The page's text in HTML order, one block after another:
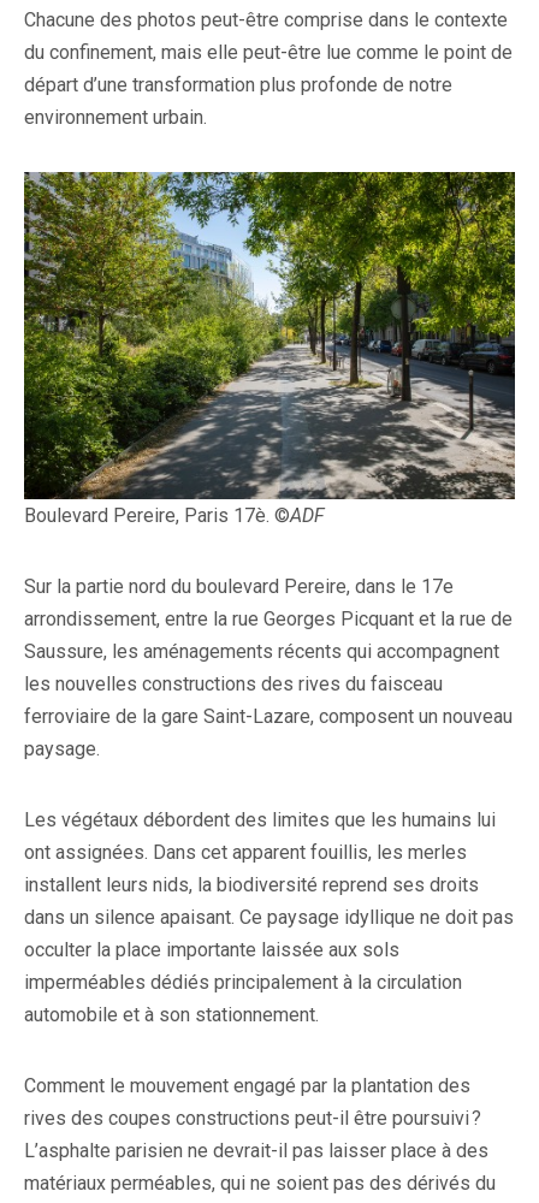
Chacune des photos peut-être comprise dans le contexte
du confinement, mais elle peut-être lue comme le point de
départ d’une transformation plus profonde de notre
environnement urbain.
Boulevard Pereire, Paris 17è. ©ADF
Sur la partie nord du boulevard Pereire, dans le 17e
arrondissement, entre la rue Georges Picquant et la rue de
Saussure, les aménagements récents qui accompagnent
les nouvelles constructions des rives du faisceau
ferroviaire de la gare Saint-Lazare, composent un nouveau
paysage.
Les végétaux débordent des limites que les humains lui
ont assignées. Dans cet apparent fouillis, les merles
installent leurs nids, la biodiversité reprend ses droits
dans un silence apaisant. Ce paysage idyllique ne doit pas
occulter la place importante laissée aux sols
imperméables dédiés principalement à la circulation
automobile et à son stationnement.
Comment le mouvement engagé par la plantation des
rives des coupes constructions peut-il être poursuivi ?
L’asphalte parisien ne devrait-il pas laisser place à des
matériaux perméables, qui ne soient pas des dérivés du